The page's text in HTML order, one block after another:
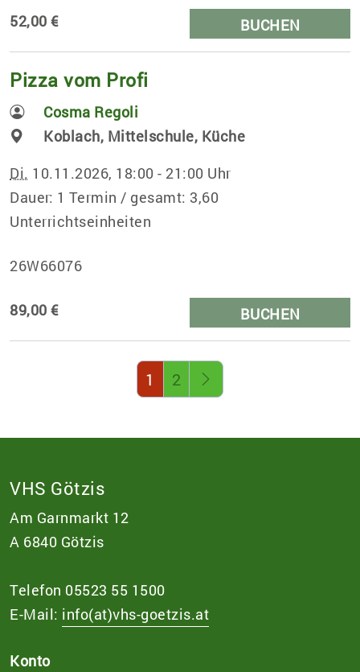
52,00 € BUCHEN
Pizza vom Profi
Cosma Regoli
Koblach, Mittelschule, Küche
Di. 10.11.2026, 18:00 - 21:00 Uhr
Dauer: 1 Termin / gesamt: 3,60
Unterrichtseinheiten
26W66076
89,00 € BUCHEN
1 2
VHS Götzis
Am Garnmarkt 12
A 6840 Götzis
Telefon 05523 55 1500
E-Mail: info(at)vhs-goetzis.at
Konto